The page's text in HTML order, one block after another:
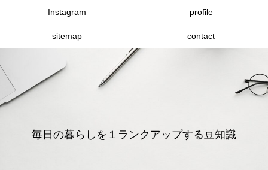
毎日の暮らしを１ランクアップする豆知識
Instagram profile
sitemap contact